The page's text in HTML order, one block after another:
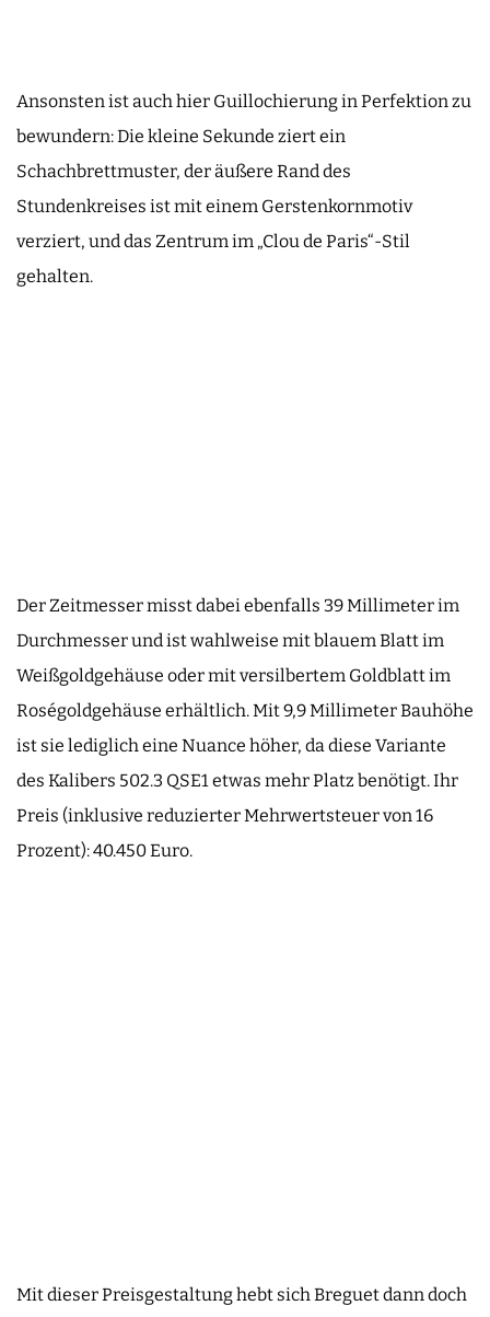
Ansonsten ist auch hier Guillochierung in Perfektion zu
bewundern: Die kleine Sekunde ziert ein
Schachbrettmuster, der äußere Rand des
Stundenkreises ist mit einem Gerstenkornmotiv
verziert, und das Zentrum im „Clou de Paris“-Stil
gehalten.
Der Zeitmesser misst dabei ebenfalls 39 Millimeter im
Durchmesser und ist wahlweise mit blauem Blatt im
Weißgoldgehäuse oder mit versilbertem Goldblatt im
Roségoldgehäuse erhältlich. Mit 9,9 Millimeter Bauhöhe
ist sie lediglich eine Nuance höher, da diese Variante
des Kalibers 502.3 QSE1 etwas mehr Platz benötigt. Ihr
Preis (inklusive reduzierter Mehrwertsteuer von 16
Prozent): 40.450 Euro.
Mit dieser Preisgestaltung hebt sich Breguet dann doch